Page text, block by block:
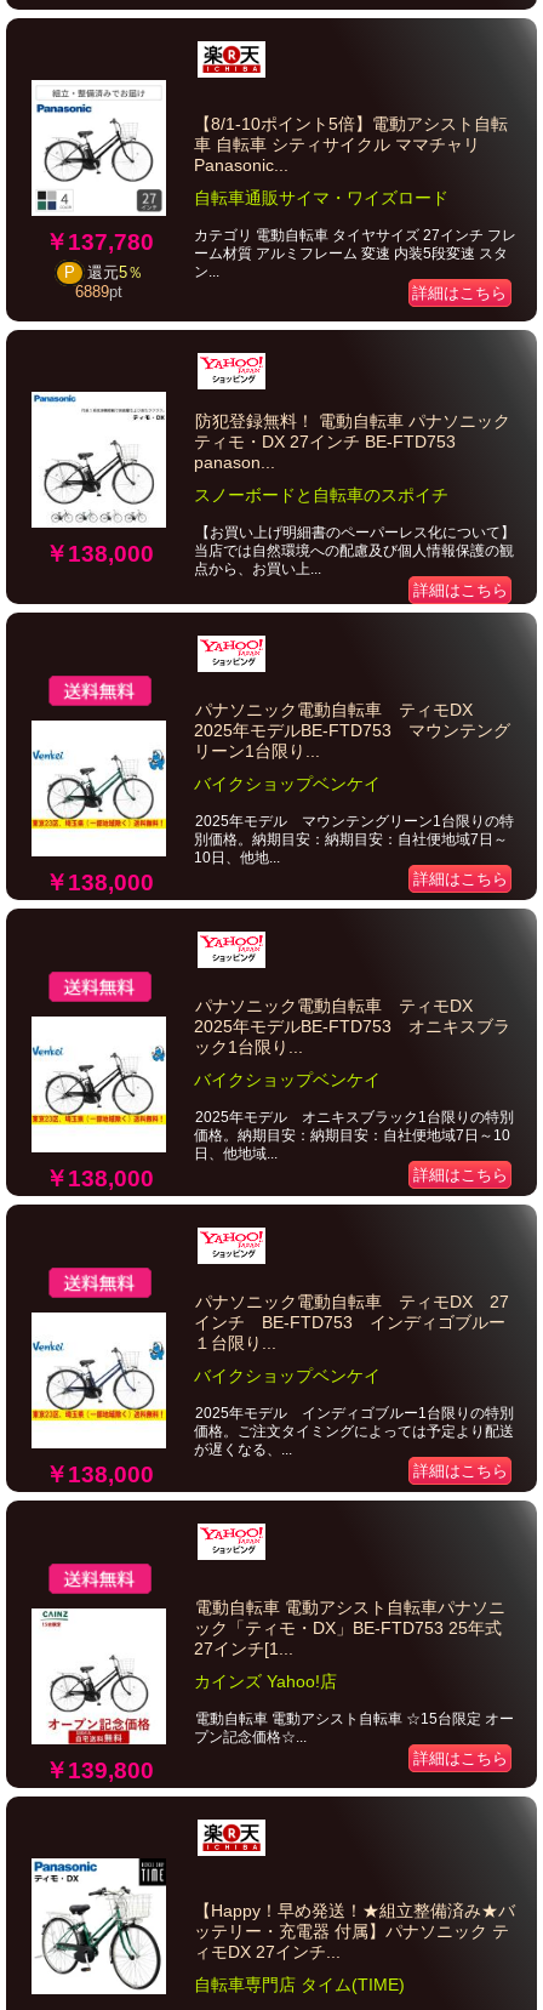
￥137,780
P 還元5％
6889pt
【8/1-10ポイント5倍】電動アシスト自転
車 自転車 シティサイクル ママチャリ
Panasonic...
自転車通販サイマ・ワイズロード
カテゴリ 電動自転車 タイヤサイズ 27インチ フレ
ーム材質 アルミフレーム 変速 内装5段変速 スタ
ン...
詳細はこちら
￥138,000
防犯登録無料！ 電動自転車 パナソニック
ティモ・DX 27インチ BE-FTD753
panason...
スノーボードと自転車のスポイチ
【お買い上げ明細書のペーパーレス化について】
当店では自然環境への配慮及び個人情報保護の観
点から、お買い上...
詳細はこちら
￥138,000
パナソニック電動自転車 ティモDX
2025年モデルBE-FTD753 マウンテング
リーン1台限り...
バイクショップベンケイ
2025年モデル マウンテングリーン1台限りの特
別価格。納期目安：納期目安：自社便地域7日～
10日、他地...
詳細はこちら
￥138,000
パナソニック電動自転車 ティモDX
2025年モデルBE-FTD753 オニキスブラ
ック1台限り...
バイクショップベンケイ
2025年モデル オニキスブラック1台限りの特別
価格。納期目安：納期目安：自社便地域7日～10
日、他地域...
詳細はこちら
￥138,000
パナソニック電動自転車 ティモDX 27
インチ BE-FTD753 インディゴブルー
１台限り...
バイクショップベンケイ
2025年モデル インディゴブルー1台限りの特別
価格。ご注文タイミングによっては予定より配送
が遅くなる、...
詳細はこちら
￥139,800
電動自転車 電動アシスト自転車パナソニ
ック「ティモ・DX」BE-FTD753 25年式
27インチ[1...
カインズ Yahoo!店
電動自転車 電動アシスト自転車 ☆15台限定 オー
プン記念価格☆...
詳細はこちら
【Happy！早め発送！★組立整備済み★バ
ッテリー・充電器 付属】パナソニック テ
ィモDX 27インチ...
自転車専門店 タイム(TIME)